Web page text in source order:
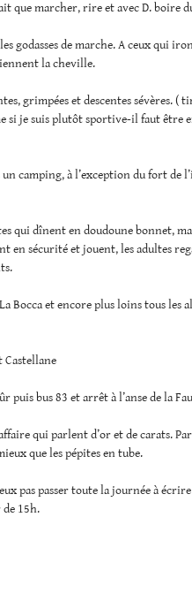
que marcher, rire et avec D. boire
godasses de marche. A ceux qui
la cheville.
grimpées et descentes sévères. (
si je suis plutôt sportive-il faut être
camping, à l’exception du fort de
qui dînent en doudoune bonnet,
en sécurité et jouent, les adultes
Bocca et encore plus loins tous les
puis bus 83 et arrêt à l’anse de la
qui parlent d’or et de carats.
que les pépites en tube.
pas passer toute la journée à
15h.